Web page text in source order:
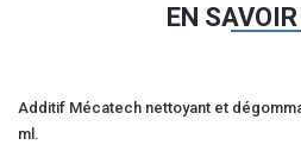
EN
Additif Mécatech nettoyant et
ml.